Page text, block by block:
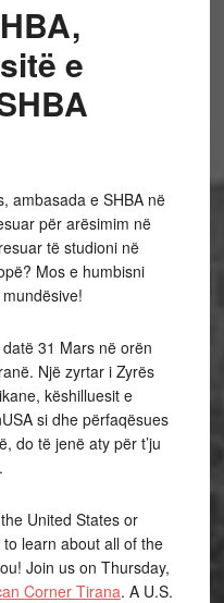
e
ambasada e SHBA në
për arësimim në
të studioni në
Mos e humbisni
31 Mars në orën
Një zyrtar i Zyrës
këshilluesit e
si dhe përfaqësues
do të jenë aty për t’ju
United States or
to learn about all of the
Join us on Thursday,
Corner Tirana. A U.S.